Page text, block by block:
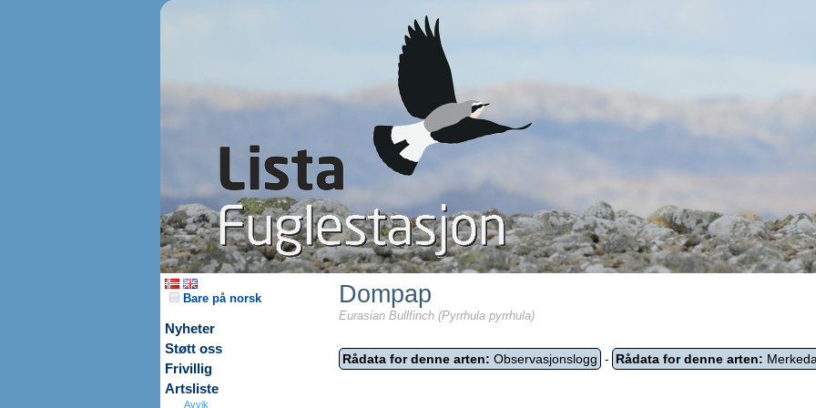
Bare på norsk
Nyheter
Støtt oss
Frivillig
Artsliste
Avvik
Dompap
Eurasian Bullfinch (Pyrrhula pyrrhula)
Rådata for denne arten: Observasjonslogg - Rådata for denne arten: